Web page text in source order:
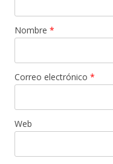
Nombre *
Correo electrónico *
Web